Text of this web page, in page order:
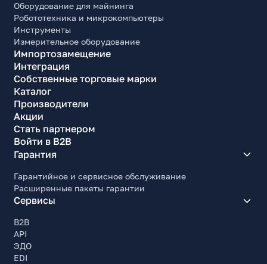
Оборудование для майнинга
Робототехника и микрокомпьютеры
Инструменты
Измерительное оборудование
Импортозамещение
Интеграция
Собственные торговые марки
Каталог
Производители
Акции
Стать партнером
Войти в B2B
Гарантия
Гарантийное и сервисное обслуживание
Расширенные пакеты гарантии
Сервисы
B2B
API
ЭДО
EDI